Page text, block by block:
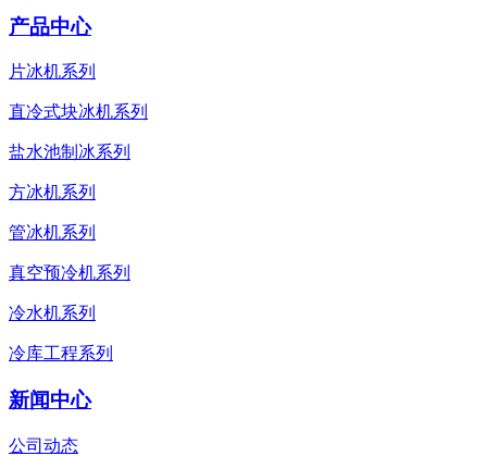
产品中心
片冰机系列
直冷式块冰机系列
盐水池制冰系列
方冰机系列
管冰机系列
真空预冷机系列
冷水机系列
冷库工程系列
新闻中心
公司动态